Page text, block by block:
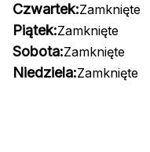
Czwartek:Zamknięte
Piątek:Zamknięte
Sobota:Zamknięte
Niedziela:Zamknięte